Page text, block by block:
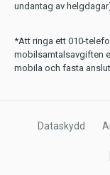
undantag av
*Att ringa ett 010-
mobilsamtalsavgiften
mobila och fasta
Dataskydd